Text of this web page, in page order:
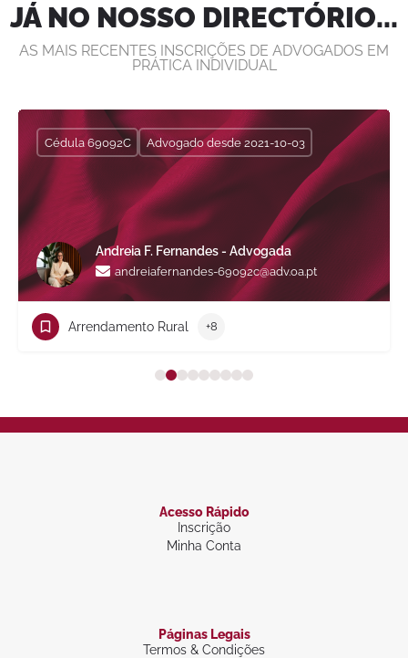
JÁ NO NOSSO DIRECTÓRIO...
AS MAIS RECENTES INSCRIÇÕES DE ADVOGADOS EM
PRÁTICA INDIVIDUAL
Andreia F. Fernandes - Advogada
andreiafernandes-69092c@adv.oa.pt
Cédula 69092C Advogado desde 2021-10-03
Arrendamento Rural +8
Acesso Rápido
Inscrição
Minha Conta
Páginas Legais
Termos & Condições